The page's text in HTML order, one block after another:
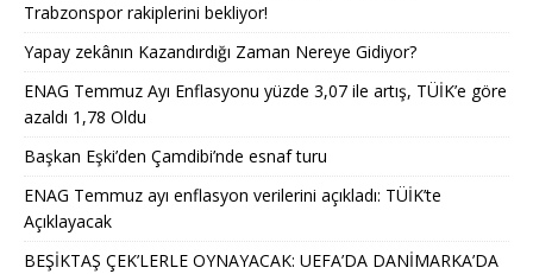
Trabzonspor rakiplerini bekliyor!
Yapay zekânın Kazandırdığı Zaman Nereye Gidiyor?
ENAG Temmuz Ayı Enflasyonu yüzde 3,07 ile artış, TÜİK’e göre
azaldı 1,78 Oldu
Başkan Eşki’den Çamdibi’nde esnaf turu
ENAG Temmuz ayı enflasyon verilerini açıkladı: TÜİK’te
Açıklayacak
BEŞİKTAŞ ÇEK’LERLE OYNAYACAK: UEFA’DA DANİMARKA’DA